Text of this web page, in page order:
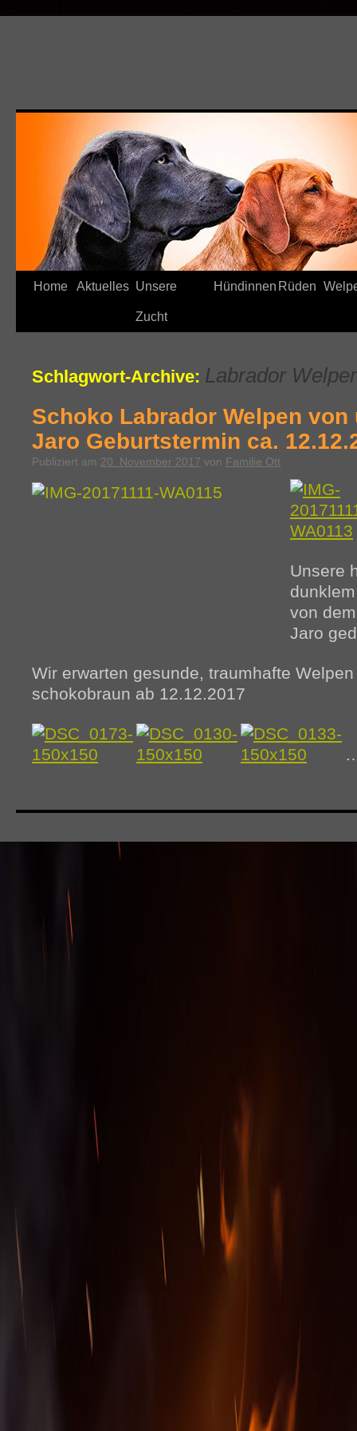
Home Aktuelles Unsere
Zucht
Hündinnen Rüden
Schlagwort-Archive: Labrador
Schoko Labrador Welpen
Jaro Geburtstermin ca.
Publiziert am 20. November 2017 von Familie Ott
Unsere
von
Jaro
Wir erwarten gesunde, traumhafte
schokobraun ab 12.12.2017